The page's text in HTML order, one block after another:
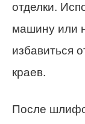
отделки.
машину или
избавиться
краев.
После